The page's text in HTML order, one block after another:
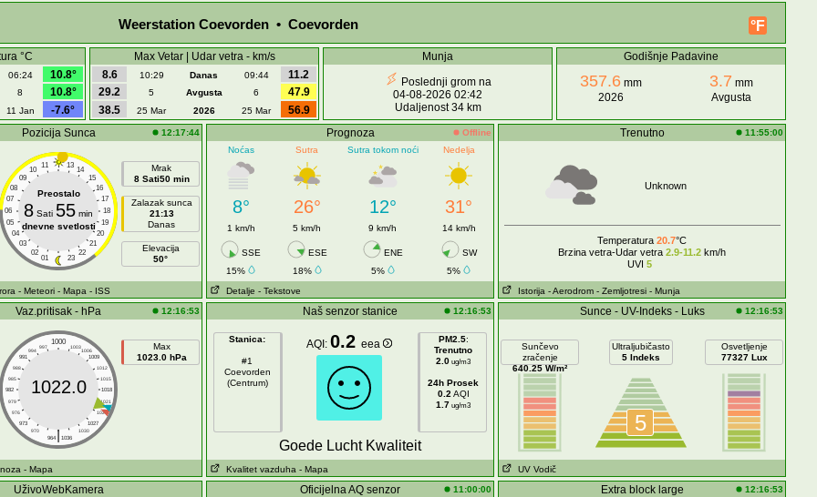
°F
Weerstation Coevorden • Coevorden
°C
06:24
10.8°
8
10.8°
11 Jan -7.6°
Max Vetar | Udar vetra - km/s
8.6
10:29 Danas 09:44
11.2
29.2
5 Avgusta 6
47.9
38.5
25 Mar 2026 25 Mar 56.9
Munja
Poslednji grom na
04-08-2026 02:42
Udaljenost 34 km
Godišnje Padavine
357.6 mm
2026
3.7 mm
Avgusta
Pozicija Sunca 12:17:44
11 13
10
14
09
15
08
16
07
17
06
18
05
19
04
20
03
21
02
22
01 23
Preostalo
8 Sati 55 min
dnevne svetlosti
Mrak
8 Sati50 min
Zalazak sunca
21:13
Danas
Elevacija
50°
- Meteori - Mapa - ISS
Prognoza
Offline
Noćas
Sutra Sutra tokom noći Nedelja
8° 26° 12° 31°
1 km/h 5 km/h 9 km/h 14 km/h
SSE ESE ENE
SW
15%
18% 5%
5%
Detalje - Tekstove
Trenutno 11:55:00
Unknown
Temperatura 20.7°C
Brzina vetra-Udar vetra 2.9-11.2 km/h
UVI 5
Istorija - Aerodrom - Zemljotresi - Munja
Vaz.pritisak - hPa 12:16:53
1000
997 1003
994
1006
991
1009
988
1012
985
1015
982
1018
979
1021
976
1024
973
1027
970
1030
|
964 1036
1022.0
Max
1023.0 hPa
- Mapa
Naš senzor stanice 12:16:53
Stanica:
#1
Coevorden
(Centrum)
AQI: 0.2 eea PM2.5:
Trenutno
2.0 ug/m3
24h Prosek
0.2 AQI
1.7 ug/m3
Goede Lucht Kwaliteit
Kvalitet vazduha - Mapa
Sunce - UV-Indeks - Luks 12:16:53
Sunčevo
zračenje
640.25 W/m²
Ultraljubičasto
5 Indeks
5
Osvetljenje
77327 Lux
UV Vodič
UživoWebKamera Oficijelna AQ senzor 11:00:00 Extra block large 12:16:53